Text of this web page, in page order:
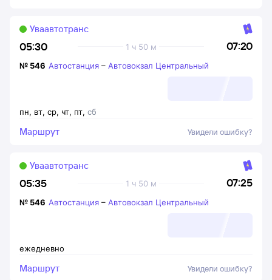
05:30 07:20
1 ч 50 м
Уваавтотранс
пн, вт, ср, чт, пт, сб
№ 546 Автостанция – Автовокзал Центральный
Маршрут Увидели ошибку?
05:35 07:25
1 ч 50 м
Уваавтотранс
ежедневно
№ 546 Автостанция – Автовокзал Центральный
Маршрут Увидели ошибку?